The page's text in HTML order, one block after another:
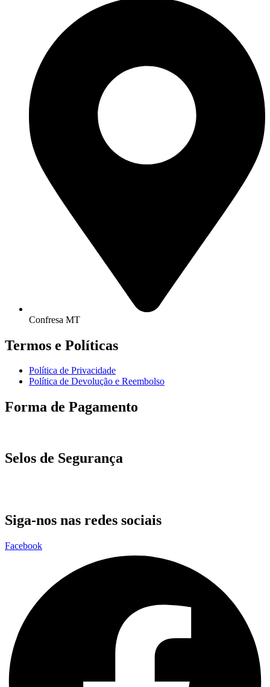
Confresa MT
Termos e Políticas
Política de Privacidade
Política de Devolução e Reembolso
Forma de Pagamento
Selos de Segurança
Siga-nos nas redes sociais
Facebook